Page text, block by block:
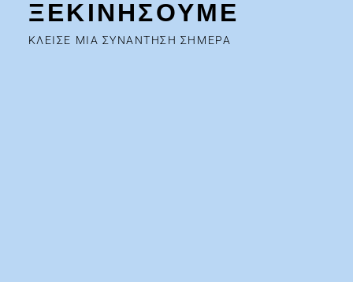
ΞΕΚΙΝΗΣΟΥΜΕ
ΚΛΕΙΣΕ ΜΙΑ ΣΥΝΑΝΤΗΣΗ ΣΗΜΕΡΑ